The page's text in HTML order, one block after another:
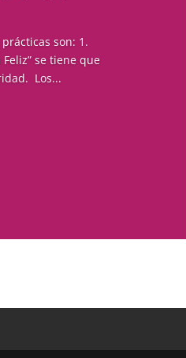
son: 1.
se tiene que
Los...